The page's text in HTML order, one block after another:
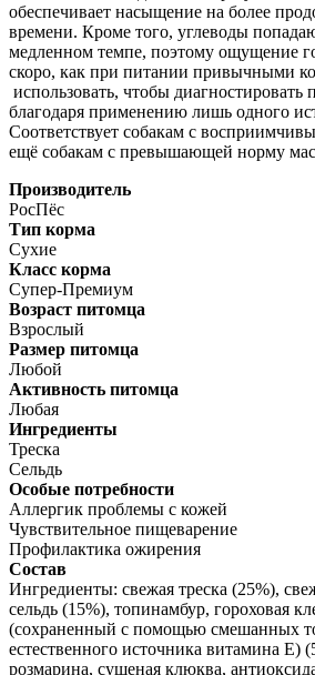
обеспечивает насыщение на более
времени. Кроме того, углеводы
медленном темпе, поэтому ощущение
скоро, как при питании привычными
использовать, чтобы
благодаря применению лишь одного
Соответствует собакам с
ещё собакам с превышающей норму
Производитель
РосПёс
Тип корма
Сухие
Класс корма
Супер-Премиум
Возраст питомца
Взрослый
Размер питомца
Любой
Активность питомца
Любая
Ингредиенты
Треска
Сельдь
Особые потребности
Аллергик проблемы с кожей
Чувствительное пищеварение
Профилактика ожирения
Состав
Ингредиенты: свежая треска (25%),
сельдь (15%), топинамбур, гороховая
(сохраненный с помощью смешанных
естественного источника витамина Е)
розмарина, сушеная клюква,